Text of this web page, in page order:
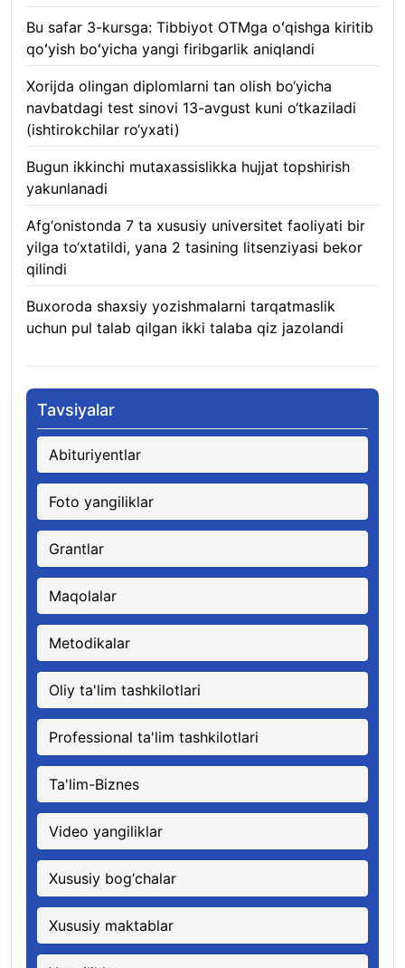
Bu safar 3-kursga: Tibbiyot OTMga oʻqishga kiritib
qoʻyish boʻyicha yangi firibgarlik aniqlandi
Xorijda olingan diplomlarni tan olish bo‘yicha
navbatdagi test sinovi 13-avgust kuni o‘tkaziladi
(ishtirokchilar ro‘yxati)
Bugun ikkinchi mutaxassislikka hujjat topshirish
yakunlanadi
Afg‘onistonda 7 ta xususiy universitet faoliyati bir
yilga to‘xtatildi, yana 2 tasining litsenziyasi bekor
qilindi
Buxoroda shaxsiy yozishmalarni tarqatmaslik
uchun pul talab qilgan ikki talaba qiz jazolandi
Tavsiyalar
Abituriyentlar
Foto yangiliklar
Grantlar
Maqolalar
Metodikalar
Oliy ta'lim tashkilotlari
Professional ta'lim tashkilotlari
Ta'lim-Biznes
Video yangiliklar
Xususiy bog‘chalar
Xususiy maktablar